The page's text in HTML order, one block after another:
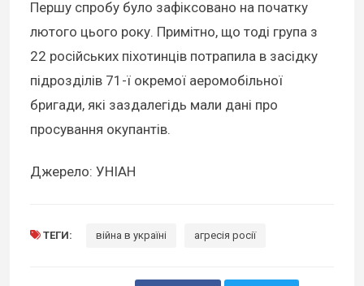
Першу спробу було зафіксовано на початку
лютого цього року. Примітно, що тоді група з
22 російських піхотинців потрапила в засідку
підрозділів 71-ї окремої аеромобільної
бригади, які заздалегідь мали дані про
просування окупантів.
Джерело: УНІАН
ТЕГИ: війна в україні агресія росії